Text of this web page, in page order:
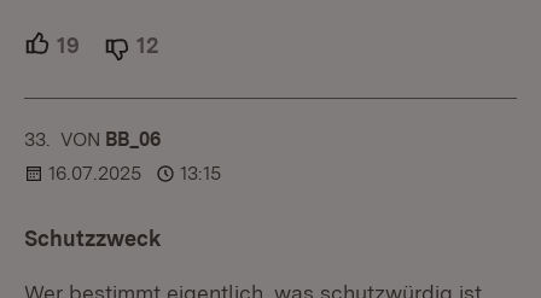
19 Unterstützer.
12
33. KOMMENTAR
VON :BB_06
16.07.2025
13:15
Schutzzweck
Wer bestimmt eigentlich, was schutzwürdig ist